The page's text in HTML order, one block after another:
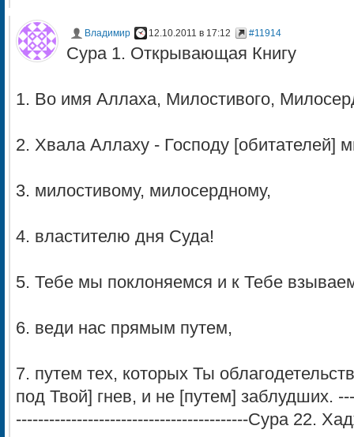
Владимир 12.10.2011 в 17:12 #11914
Сура 1. Открывающая Книгу
1. Во имя Аллаха, Милостивого,
2. Хвала Аллаху - Господу [обитателей]
3. милостивому, милосердному,
4. властителю дня Суда!
5. Тебе мы поклоняемся и к Тебе
6. веди нас прямым путем,
7. путем тех, которых Ты
под Твой] гнев, и не [путем] заблудших.
------------------------------------------Сура 22.